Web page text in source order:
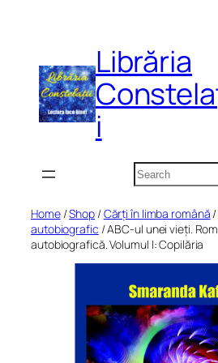
Librăria
i
Search
Home/Shop/Cărți în limba română /
autobiografic / ABC-ul unei vieți.
autobiografică. Volumul I: Copilăria